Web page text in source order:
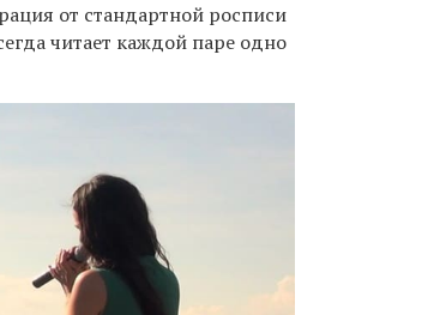
от стандартной росписи
читает каждой паре одно